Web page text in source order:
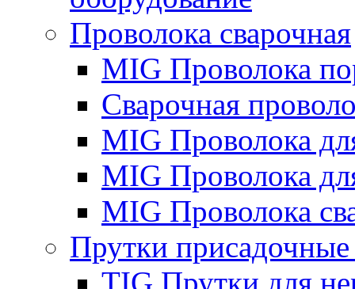
Проволока сварочная
MIG Проволока
Сварочная
MIG Проволока
MIG Проволока
MIG Проволока
Прутки